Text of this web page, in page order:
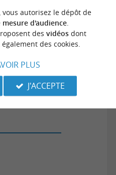
autorisez le dépôt de
mesure d'audience.
des vidéosdont
des cookies.
PLUS
J'ACCEPTE